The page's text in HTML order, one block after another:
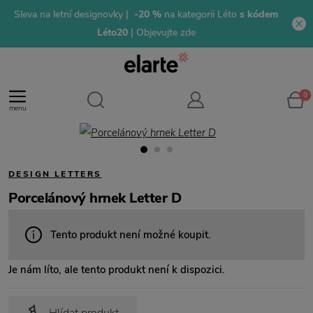
Sleva na letní designovky | -20 % na kategorii Léto s kódem
Léto20 | Objevujte zde
menu
0
DESIGN LETTERS
Porcelánový hrnek Letter D
Tento produkt není možné koupit.
Je nám líto, ale tento produkt není k dispozici.